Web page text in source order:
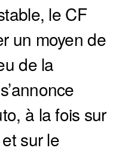
le CF
un moyen de
de la
à la fois sur
sur le